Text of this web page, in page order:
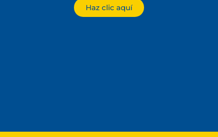
Haz clic aquí